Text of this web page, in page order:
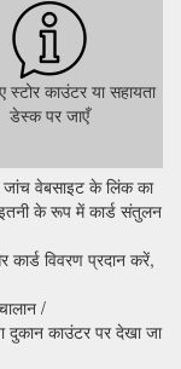
काउंटर या सहायता
डेस्क पर जाएँ
जांच वेबसाइट के लिंक का
के रूप में कार्ड संतुलन
विवरण प्रदान करें,
/
दुकान काउंटर पर देखा जा